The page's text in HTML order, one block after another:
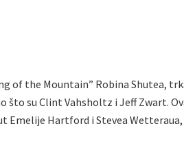
of the Mountain” Robina Shutea,
što su Clint Vahsholtz i Jeff Zwart.
Emelije Hartford i Stevea